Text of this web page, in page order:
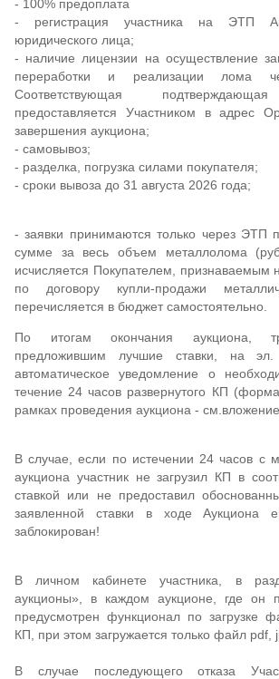
- 100% предоплата
- регистрация участника на ЭТП
юридического лица;
- наличие лицензии на осуществление
переработки и реализации лома
Соответствующая
предоставляется Участником в адрес
завершения аукциона;
- самовывоз;
- разделка, погрузка силами покупателя;
- сроки вывоза до 31 августа 2026 года;
- заявки принимаются только через ЭТП
сумме за весь объем металлолома
исчисляется Покупателем, признаваемым
по договору купли-продажи
перечисляется в бюджет самостоятельно.
По итогам окончания аукциона,
предложившим лучшие ставки, на эл.
автоматическое уведомление о
течение 24 часов развернутого КП
рамках проведения аукциона -
В случае, если по истечении 24 часов с
аукциона участник не загрузил КП в
ставкой или не предоставил
заявленной ставки в ходе Аукциона
заблокирован!
В личном кабинете участника, в
аукционы», в каждом аукционе, где он
предусмотрен функционал по загрузке
КП, при этом загружается только файл pdf,
В случае последующего отказа